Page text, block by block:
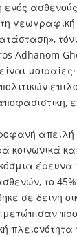
ενός
γεωγραφική
Adhanom
απειλή
κοινωνικά
έρευνα
το
σε δεινή